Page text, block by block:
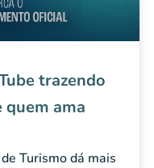
trazendo
ama
Turismo dá mais